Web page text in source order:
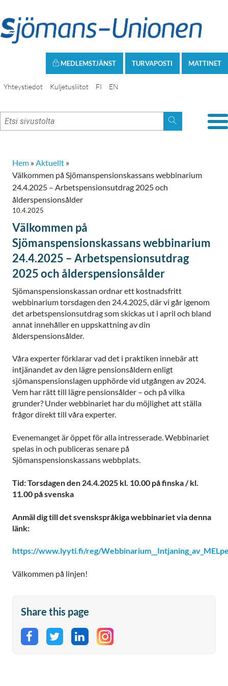
MATTINET
TURVAPOSTI
MEDLEMSTJÄNST
Yhteystiedot Kuljetusliitot FI EN
Hem »Aktuellt »
Välkommen på Sjömanspensionskassans webbinarium
24.4.2025 – Arbetspensionsutdrag 2025 och
ålderspensionsålder
10.4.2025
Välkommen på
Sjömanspensionskassans webbinarium
24.4.2025 – Arbetspensionsutdrag
2025 och ålderspensionsålder
Sjömanspensionskassan ordnar ett kostnadsfritt
webbinarium torsdagen den 24.4.2025, där vi går igenom
det arbetspensionsutdrag som skickas ut i april och bland
annat innehåller en uppskattning av din
ålderspensionsålder.
Våra experter förklarar vad det i praktiken innebär att
intjänandet av den lägre pensionsåldern enligt
sjömanspensionslagen upphörde vid utgången av 2024.
Vem har rätt till lägre pensionsålder – och på vilka
grunder? Under webbinariet har du möjlighet att ställa
frågor direkt till våra experter.
Evenemanget är öppet för alla intresserade. Webbinariet
spelas in och publiceras senare på
Sjömanspensionskassans webbplats.
Tid: Torsdagen den 24.4.2025 kl. 10.00 på finska / kl.
11.00 på svenska
Anmäl dig till det svenskspråkiga webbinariet via denna
länk:
https://www.lyyti.fi/reg/
Välkommen på linjen!
Share this page
Share on Facebook
Share on Twitter
Share on LinkedIn